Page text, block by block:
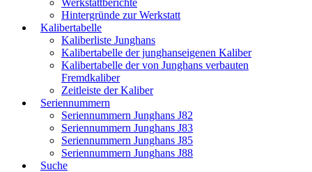
Werkstattberichte
Hintergründe zur Werkstatt
Kalibertabelle
Kaliberliste Junghans
Kalibertabelle der junghanseigenen Kaliber
Kalibertabelle der von Junghans verbauten
Fremdkaliber
Zeitleiste der Kaliber
Seriennummern
Seriennummern Junghans J82
Seriennummern Junghans J83
Seriennummern Junghans J85
Seriennummern Junghans J88
Suche